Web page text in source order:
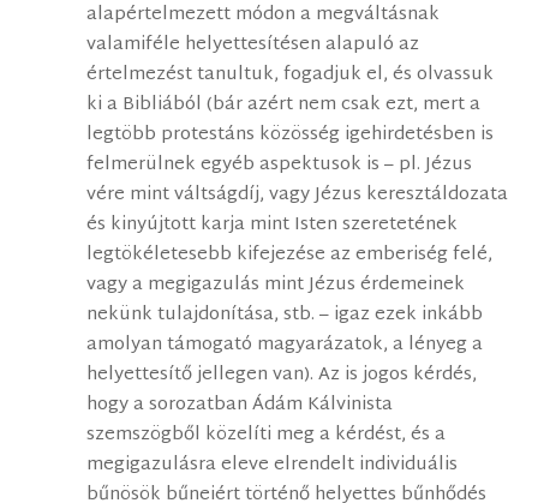
alapértelmezett módon a megváltásnak
valamiféle helyettesítésen alapuló az
értelmezést tanultuk, fogadjuk el, és olvassuk
ki a Bibliából (bár azért nem csak ezt, mert a
legtöbb protestáns közösség igehirdetésben is
felmerülnek egyéb aspektusok is – pl. Jézus
vére mint váltságdíj, vagy Jézus keresztáldozata
és kinyújtott karja mint Isten szeretetének
legtökéletesebb kifejezése az emberiség felé,
vagy a megigazulás mint Jézus érdemeinek
nekünk tulajdonítása, stb. – igaz ezek inkább
amolyan támogató magyarázatok, a lényeg a
helyettesítő jellegen van). Az is jogos kérdés,
hogy a sorozatban Ádám Kálvinista
szemszögből közelíti meg a kérdést, és a
megigazulásra eleve elrendelt individuális
bűnösök bűneiért történő helyettes bűnhődés